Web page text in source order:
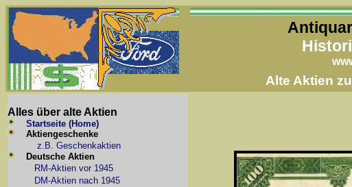
Alte Aktien
Alles über alte Aktien
Startseite (Home)
Aktiengeschenke
z.B. Geschenkaktien
Deutsche Aktien
RM-Aktien vor 1945
DM-Aktien nach 1945